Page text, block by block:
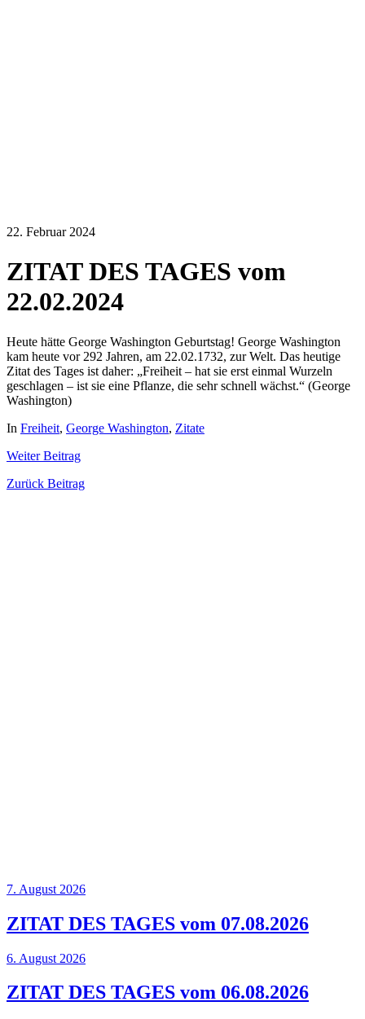
22. Februar 2024
ZITAT DES TAGES vom
22.02.2024
Heute hätte George Washington Geburtstag! George Washington
kam heute vor 292 Jahren, am 22.02.1732, zur Welt. Das heutige
Zitat des Tages ist daher: „Freiheit – hat sie erst einmal Wurzeln
geschlagen – ist sie eine Pflanze, die sehr schnell wächst.“ (George
Washington)
In Freiheit, George Washington, Zitate
WeiterBeitrag
Zurück Beitrag
7. August 2026
ZITAT DES TAGES vom 07.08.2026
6. August 2026
ZITAT DES TAGES vom 06.08.2026